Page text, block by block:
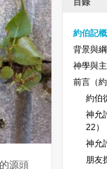
源頭
目錄
約伯記
背景與
神學與
前言（約
約伯
神允
22）
神允
朋友